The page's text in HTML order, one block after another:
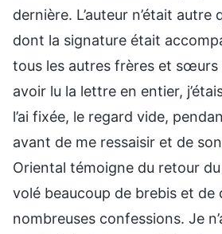
dernière. L’auteur n’était autre
dont la signature était
tous les autres frères et sœurs
avoir lu la lettre en entier,
l’ai fixée, le regard vide,
avant de me ressaisir et de
Oriental témoigne du retour
volé beaucoup de brebis et de
nombreuses confessions. Je